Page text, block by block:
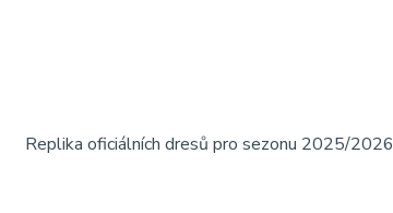
Replika oficiálních dresů pro sezonu 2025/2026